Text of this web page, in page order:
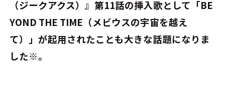
（ジークアクス）』第11話の挿入歌として「BE
YOND THE TIME（メビウスの宇宙を越え
て）」が起用されたことも大きな話題になりま
した※。